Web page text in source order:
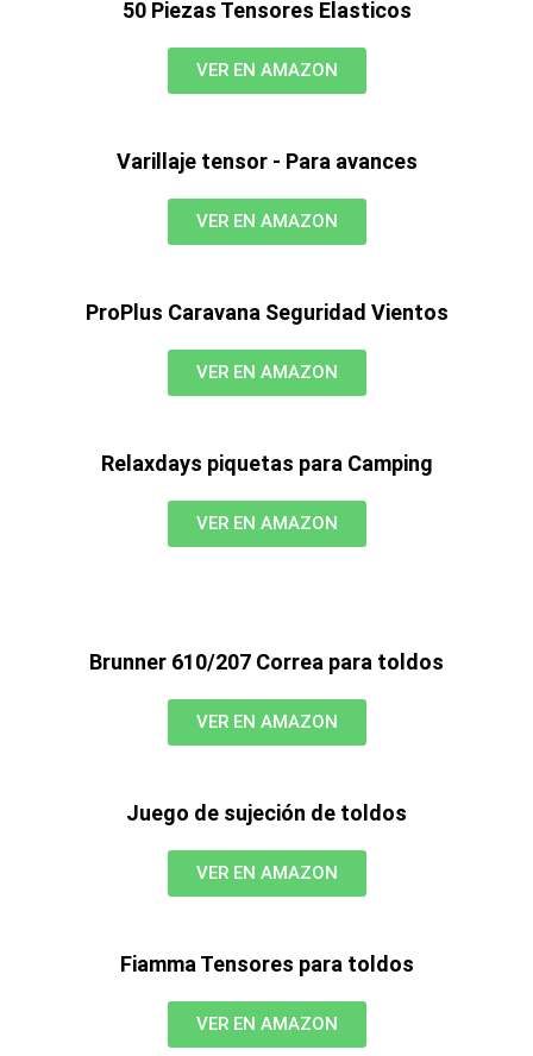
50 Piezas Tensores Elasticos
VER EN AMAZON
Varillaje tensor - Para avances
VER EN AMAZON
ProPlus Caravana Seguridad Vientos
VER EN AMAZON
Relaxdays piquetas para Camping
VER EN AMAZON
Brunner 610/207 Correa para toldos
VER EN AMAZON
Juego de sujeción de toldos
VER EN AMAZON
Fiamma Tensores para toldos
VER EN AMAZON